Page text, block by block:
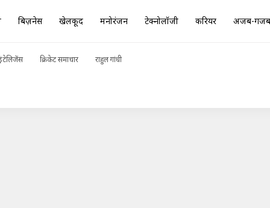
बिज़नेस खेलकूद मनोरंजन टेक्नोलॉजी करियर अजब-गजब
क्रिकेट समाचार राहुल गांधी
जंग, जानें संभावित टीमें और ड्रीम इलेवन